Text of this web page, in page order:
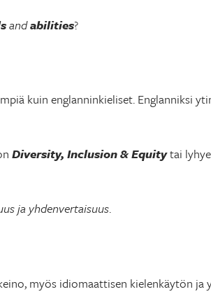
andabilities?
kuin englanninkieliset. Englanniksi
Diversity, Inclusion & Equitytai
ja yhdenvertaisuus.
myös idiomaattisen kielenkäytön ja